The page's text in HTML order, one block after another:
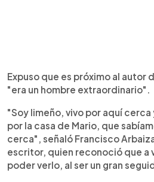
Expuso que es próximo al autor
"era un hombre extraordinario".
"Soy limeño, vivo por aquí cerca
por la casa de Mario, que
cerca", señaló Francisco
escritor, quien reconoció que a
poder verlo, al ser un gran